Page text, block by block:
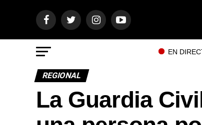
EN
REGIONAL
La Guardia